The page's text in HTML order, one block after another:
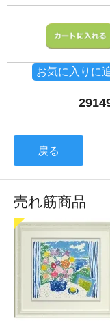
お気に入りに
戻る
売れ筋商品